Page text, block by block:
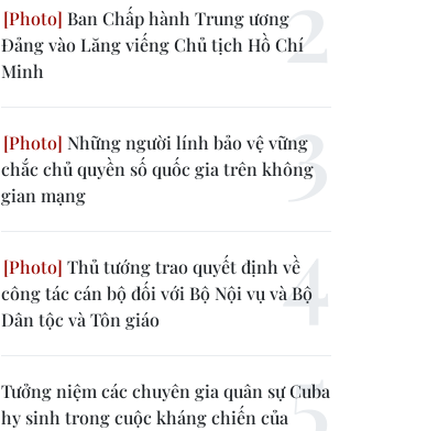
Ban Chấp hành Trung ương
Đảng vào Lăng viếng Chủ tịch Hồ Chí
Minh
Những người lính bảo vệ vững
chắc chủ quyền số quốc gia trên không
gian mạng
Thủ tướng trao quyết định về
công tác cán bộ đối với Bộ Nội vụ và Bộ
Dân tộc và Tôn giáo
Tưởng niệm các chuyên gia quân sự Cuba
hy sinh trong cuộc kháng chiến của